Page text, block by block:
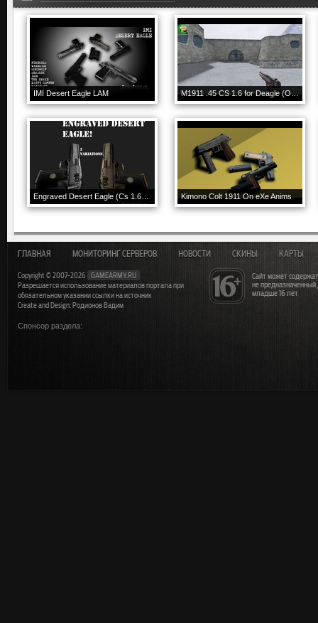
IMI Desert Eagle LAM M1911 .45 CS 1.6 for Deagle (Optional Colors)
Kimono Colt 1911 On eXe Anims
Сайт может
не
младше 16 лет
ГЛАВНАЯ МОНИТОРИНГ СЕРВЕРОВ НОВОСТИ СКИНЫ КАРТЫ
Copyright © 2007-2026
GAMEARMY.RU
Разрешается использование материалов портала при
обязательном указании ссылки на источник
Create and Design: Родионов Вадим
Спонсор раздела: